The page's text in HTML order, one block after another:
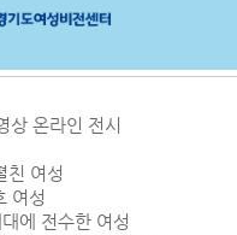
온라인 전시
친 여성
여성
에 전수한 여성